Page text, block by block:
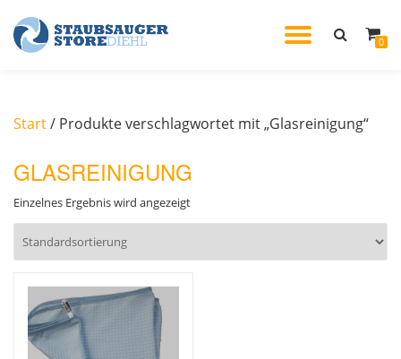
Skip
0
Start/ Produkte verschlagwortet mit „Glasreinigung“
GLASREINIGUNG
Einzelnes Ergebnis wird angezeigt